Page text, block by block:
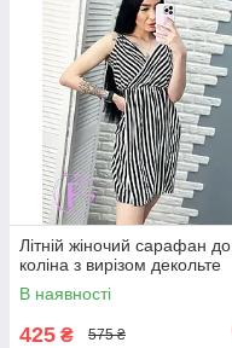
Літній жіночий сарафан до
коліна з вирізом декольте
В наявності
425 ₴ 575 ₴